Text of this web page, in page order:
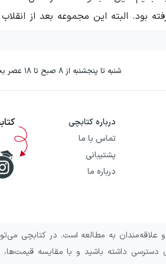
طولانی مدت خود که نزدیک به سه
و با آن‌ها شناخته می‌شود،
ناشر برتر و برگزیدهٔ چهار
شنبه تا پنجشنبه از ۸ صبح تا ۱۸ عصر بجز روزهای تعطیل
درباره کتابچی
تماس با ما
پشتیبانی
درباره ما
به مطالعه است. در کتابچی
داشته باشید و با مقایسه قیمت‌ها،